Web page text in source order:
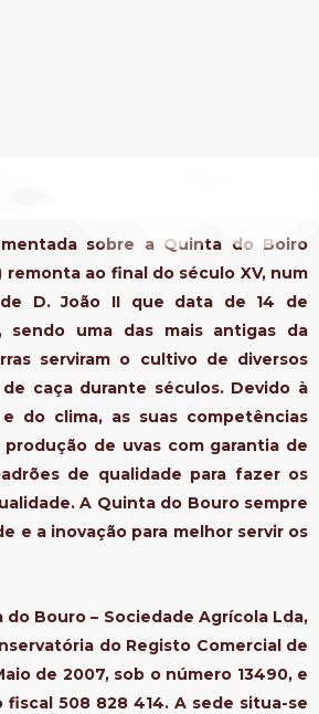
sobre a Quinta do Boiro
ao final do século XV, num
D. João II que data de 14 de
sendo uma das mais antigas da
serviram o cultivo de diversos
caça durante séculos. Devido à
do clima, as suas competências
produção de uvas com garantia de
de qualidade para fazer os
A Quinta do Bouro sempre
e a inovação para melhor servir os
Bouro – Sociedade Agrícola Lda,
do Registo Comercial de
de 2007, sob o número 13490, e
508 828 414. A sede situa-se